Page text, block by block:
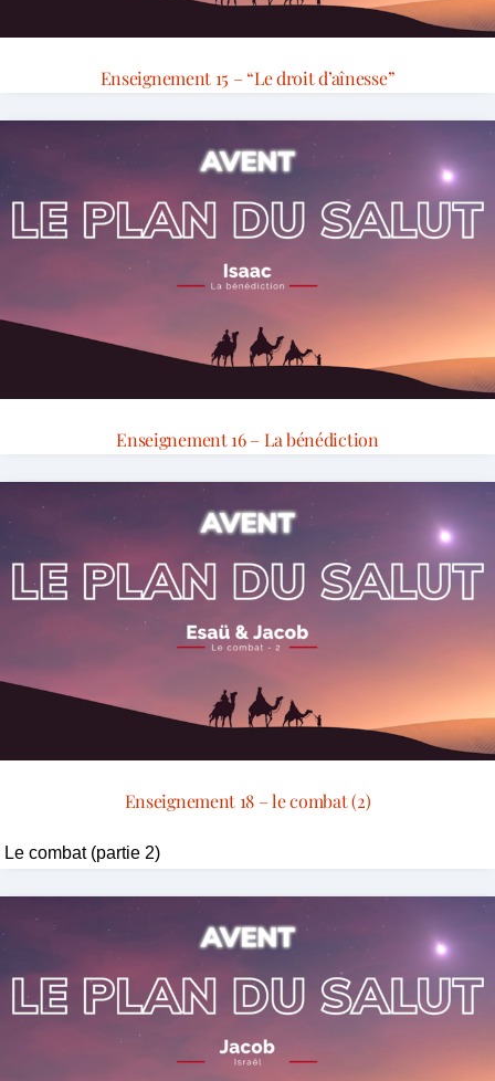
Enseignement 15 – “Le droit d’aînesse”
Enseignement 16 – La bénédiction
Enseignement 18 – le combat (2)
Le combat (partie 2)